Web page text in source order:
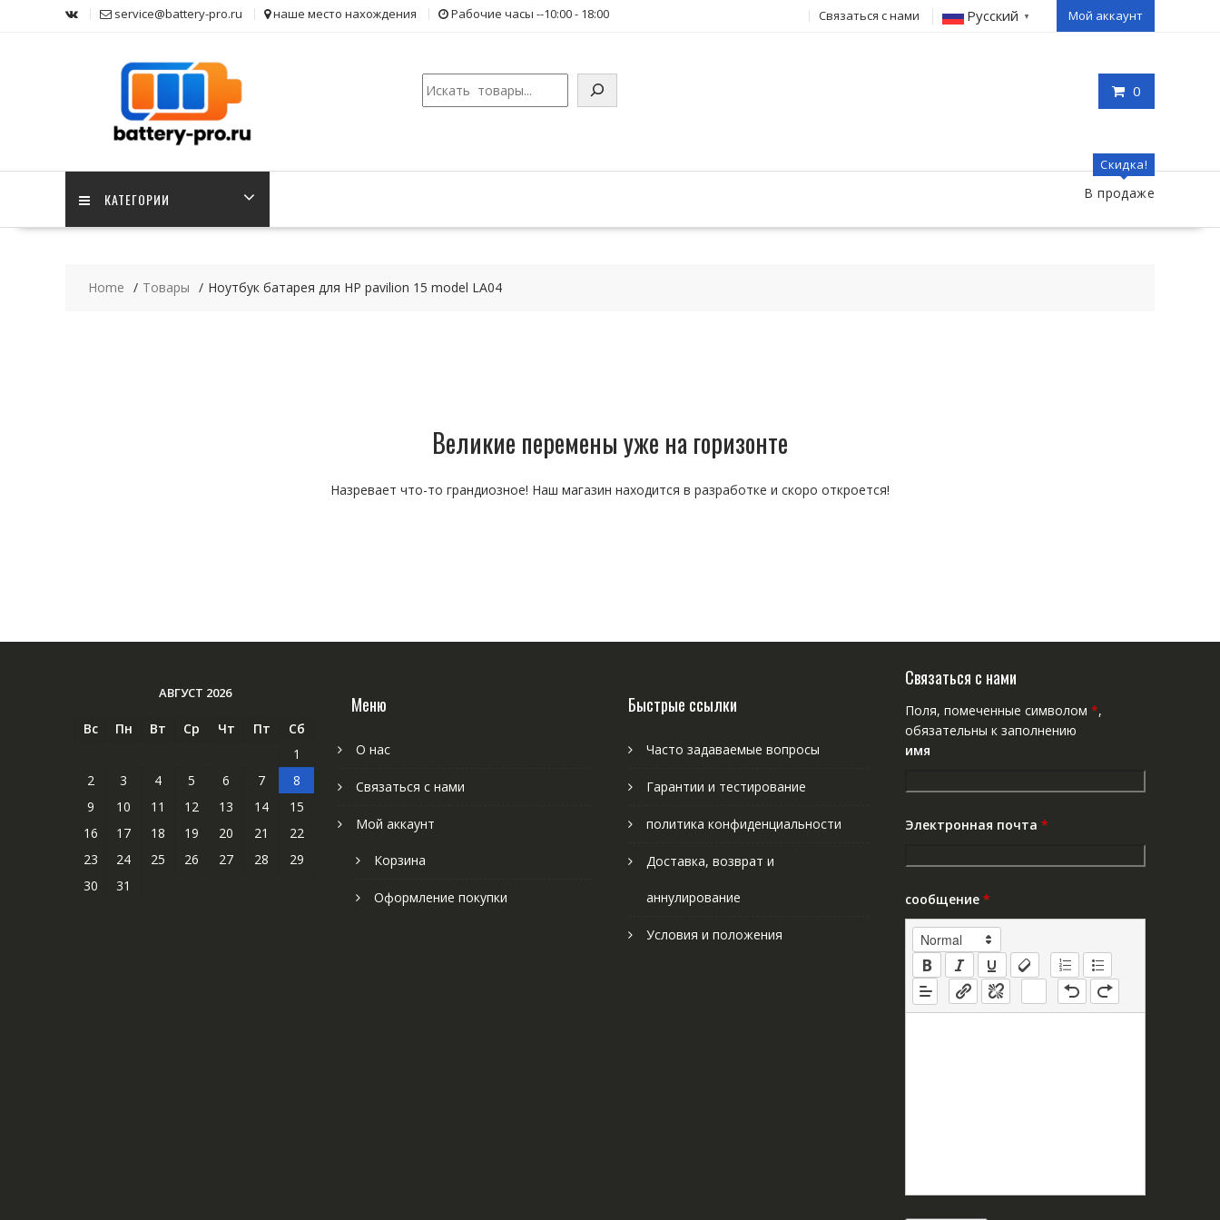
service@battery-pro.ru наше место нахождения Рабочие часы --10:00 - 18:00 Связаться с нами Русский ▼ Мой аккаунт
0
Поиск
КАТЕГОРИИ
Скидка!
В продаже
Home Товары Ноутбук батарея для HP pavilion 15 model LA04
Великие перемены уже на горизонте
Назревает что-то грандиозное! Наш магазин находится в разработке и скоро откроется!
АВГУСТ 2026
Вс Пн Вт Ср Чт Пт
Сб
1
2
3 4 5 6 7
8
9
10 11 12 13 14
15
16
17 18 19 20 21
22
23
24 25 26 27 28
29
30
31
Меню
О нас
Связаться с нами
Мой аккаунт
Корзина
Оформление покупки
Быстрые ссылки
Часто задаваемые вопросы
Гарантии и тестирование
политика конфиденциальности
Доставка, возврат и
аннулирование
Условия и положения
Связаться с нами
Поля, помеченные символом *,
обязательны к заполнению
имя
Электронная почта *
сообщение *